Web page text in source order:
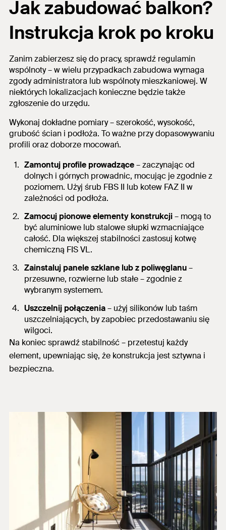
Jak zabudować balkon?
Instrukcja krok po kroku
Zanim zabierzesz się do pracy, sprawdź regulamin
wspólnoty – w wielu przypadkach zabudowa wymaga
zgody administratora lub wspólnoty mieszkaniowej. W
niektórych lokalizacjach konieczne będzie także
zgłoszenie do urzędu.
Wykonaj dokładne pomiary – szerokość, wysokość,
grubość ścian i podłoża. To ważne przy dopasowywaniu
profili oraz doborze mocowań.
Zamontuj profile prowadzące– zaczynając od
dolnych i górnych prowadnic, mocując je zgodnie z
poziomem. Użyj śrub FBS II lub kotew FAZ II w
zależności od podłoża.
Zamocuj pionowe elementy konstrukcji– mogą to
być aluminiowe lub stalowe słupki wzmacniające
całość. Dla większej stabilności zastosuj kotwę
chemiczną FIS VL.
Zainstaluj panele szklane lub z poliwęglanu–
przesuwne, rozwierne lub stałe – zgodnie z
wybranym systemem.
Uszczelnij połączenia– użyj silikonów lub taśm
uszczelniających, by zapobiec przedostawaniu się
wilgoci.
Na koniec sprawdź stabilność– przetestuj każdy
element, upewniając się, że konstrukcja jest sztywna i
bezpieczna.